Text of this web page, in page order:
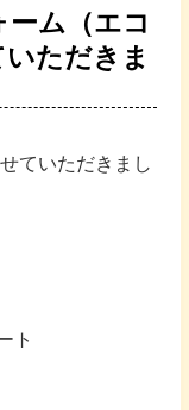
ム（エコ
ただきま
ていただきまし
ト